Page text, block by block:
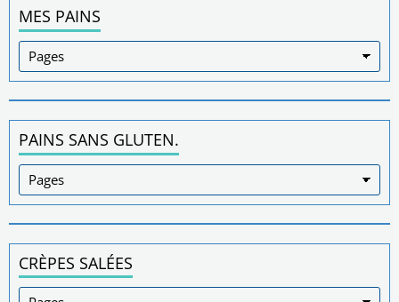
MES PAINS
PAINS SANS GLUTEN.
CRÈPES SALÉES